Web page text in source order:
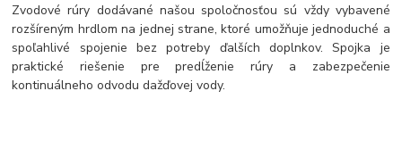
Zvodové rúry dodávané našou spoločnosťou sú vždy vybavené
rozšíreným hrdlom na jednej strane, ktoré umožňuje jednoduché a
spoľahlivé spojenie bez potreby ďalších doplnkov. Spojka je
praktické riešenie pre predĺženie rúry a zabezpečenie
kontinuálneho odvodu dažďovej vody.